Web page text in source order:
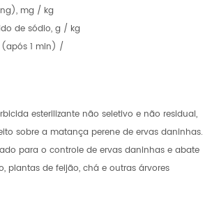
mg / kg
de sódio, g / kg
(após 1 min) /
esterilizante não seletivo e não residual,
sobre a matança perene de ervas daninhas.
para o controle de ervas daninhas e abate
plantas de feijão, chá e outras árvores